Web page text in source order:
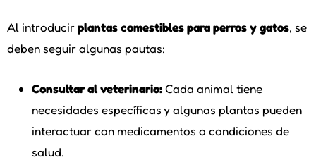
Al introducirplantas comestibles para perros y gatos, se
deben seguir algunas pautas:
Consultar al veterinario:Cada animal tiene
necesidades específicas y algunas plantas pueden
interactuar con medicamentos o condiciones de
salud.